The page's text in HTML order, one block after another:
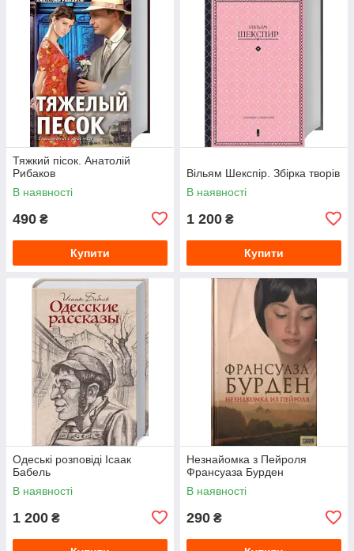
Тяжкий пісок. Анатолій
Рибаков
В наявності
490 ₴
Купити
Вільям Шекспір. Збірка творів
В наявності
1 200 ₴
Купити
Одеські розповіді Ісаак
Бабель
В наявності
1 200 ₴
Незнайомка з Пейроля
Франсуаза Бурден
В наявності
290 ₴